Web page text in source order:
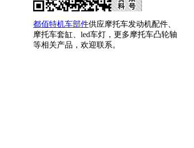
都佰特机车部件供应摩托车发动机配件、
摩托车套缸、led车灯，更多摩托车凸轮轴
等相关产品，欢迎联系。